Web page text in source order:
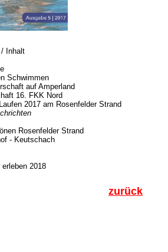
Inhalt
Schwimmen
auf Amperland
16. FKK Nord
2017 am Rosenfelder Strand
Rosenfelder Strand
- Keutschach
erleben 2018
zurück